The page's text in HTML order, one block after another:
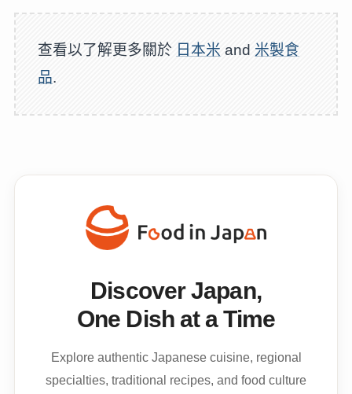
查看以了解更多關於 日本米 and 米製食
品.
Discover Japan,
One Dish at a Time
Explore authentic Japanese cuisine, regional
specialties, traditional recipes, and food culture